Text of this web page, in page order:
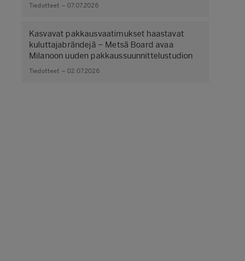
Tiedotteet – 07.07.2026
Kasvavat pakkausvaatimukset haastavat
kuluttajabrändejä – Metsä Board avaa
Milanoon uuden pakkaussuunnittelustudion
Tiedotteet – 02.07.2026